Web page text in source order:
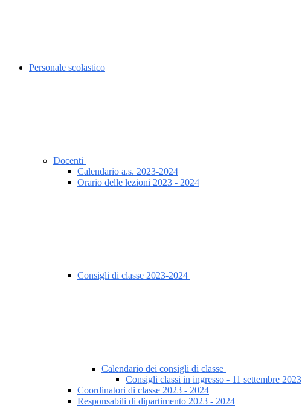
Personale scolastico
Docenti
Calendario a.s. 2023-2024
Orario delle lezioni 2023 - 2024
Consigli di classe 2023-2024
Calendario dei consigli di classe
Consigli classi in ingresso - 11 settembre 2023
Coordinatori di classe 2023 - 2024
Responsabili di dipartimento 2023 - 2024